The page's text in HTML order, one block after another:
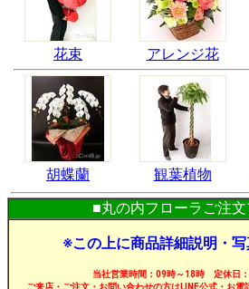
花束 アレンジ花
胡蝶蘭 観葉植物
■丸の内フローラご注
※この上に商品詳細説明・
当社営業時間：09時～18時 定休日：
ご来店・ご注文・お問い合わせの方はLINE公式・お電